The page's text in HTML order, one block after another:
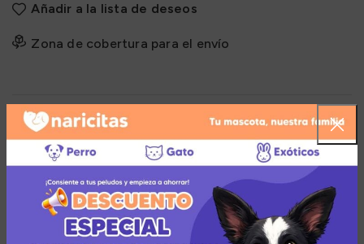
Añadir a la lista de deseos
Zona de cobertura para el envío
Descripción
Cómo Funciona:
La Clorhexidina tiene acción es la disrupción de la